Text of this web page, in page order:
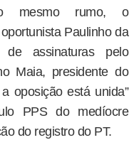
mesmo rumo, o
Paulinho da
assinaturas pelo
Maia, presidente do
oposição está unida”
PPS do medíocre
do registro do PT.